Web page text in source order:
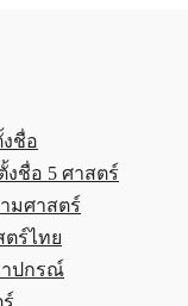
ชื่อ
งชื่อ 5 ศาสตร์
มศาสตร์
ตร์ไทย
ปกรณ์